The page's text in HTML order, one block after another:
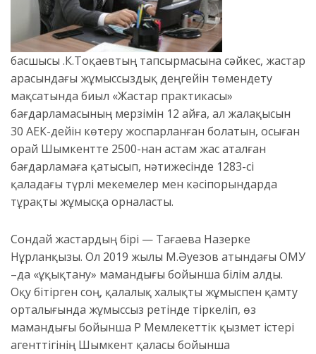
басшысы Қ.К.Тоқаевтың тапсырмасына сәйкес, жастар
арасындағы жұмыссыздық деңгейін төмендету
мақсатында биыл «Жастар практикасы»
бағдарламасының мерзімін 12 айға, ал жалақысын
30 АЕК-дейін көтеру жоспарланған болатын, осыған
орай Шымкентте 2500-нан астам жас аталған
бағдарламаға қатысып, нәтижесінде 1283-сі
қаладағы түрлі мекемелер мен кәсіпорындарда
тұрақты жұмысқа орналасты.
Сондай жастардың бірі — Тағаева Назерке
Нұрланқызы. Ол 2019 жылы М.Әуезов атындағы ОҚМУ
–да «Құқықтану» мамандығы бойынша білім алды.
Оқу бітірген соң, қалалық халықты жұмыспен қамту
орталығында жұмыссыз ретінде тіркеліп, өз
мамандығы бойынша ҚР Мемлекеттік қызмет істері
агенттігінің Шымкент қаласы бойынша